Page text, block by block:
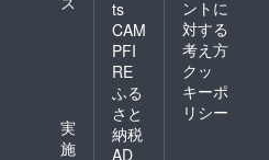
実
施
ts
CAM
PFI
RE
ふる
さと
納税
AD
ントに
対する
考え方
クッ
キーポ
リシー